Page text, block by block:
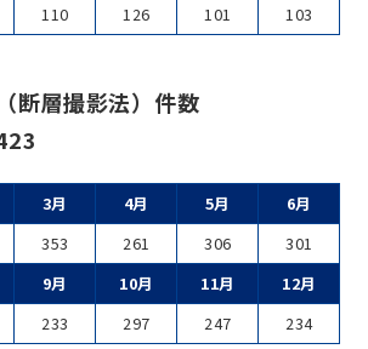
110 126 101 103
断層撮影法）件数
3月 4月 5月
6月
353 261 306
301
9月 10月 11月
12月
233 297 247 234